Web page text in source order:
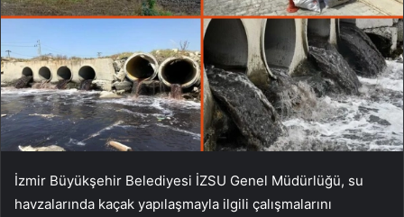
İzmir Büyükşehir Belediyesi İZSU Genel Müdürlüğü, su
havzalarında kaçak yapılaşmayla ilgili çalışmalarını